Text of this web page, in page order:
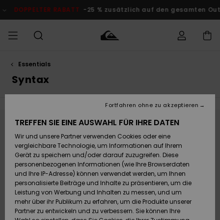
Produkt
springen
DOPPELTER RABATT -25 % zusätzlich auf den gesamten
MÄNNER
Accessoires
Schuhe&
Flip-Flops
Surf
Snow
JUNGEN
Accessoires
Schuhe&
Flip-Flops
Surf
Snow
FRAUEN
Brandneu
Highlights
Snow
SURF
Kinder
Highlights
Community
SNOW
Kinder
Snow Shop
Damen
Highlights
DOPPELTER
RABATT
KINDER
Outlet
Frauen
Versand
Retouren
Bezahlung
Geschenkkarte
Quiksilver
Essentials
Syntax
Bleib dabei, die Produkte sind bald wieder
da
Ups, wir konnten keine Ergebnisse für deine
Suche finden.
Kein Problem! Versuche es mit anderen Begriffen oder stöbere in
unseren Kategorien, um zu finden, was du suchst.
TREFFEN SIE EINE AUSWAHL FÜR IHRE DATEN
Wir und unsere Partner verwenden Cookies oder eine
vergleichbare Technologie, um Informationen auf Ihrem
Gerät zu speichern und/oder darauf zuzugreifen. Diese
personenbezogenen Informationen (wie Ihre Browserdaten
und Ihre IP-Adresse) können verwendet werden, um Ihnen
personalisierte Beiträge und Inhalte zu präsentieren, um die
Leistung von Werbung und Inhalten zu messen, und um
mehr über ihr Publikum zu erfahren, um die Produkte unserer
Partner zu entwickeln und zu verbessern. Sie können Ihre
Fortfahren ohne zu akzeptieren